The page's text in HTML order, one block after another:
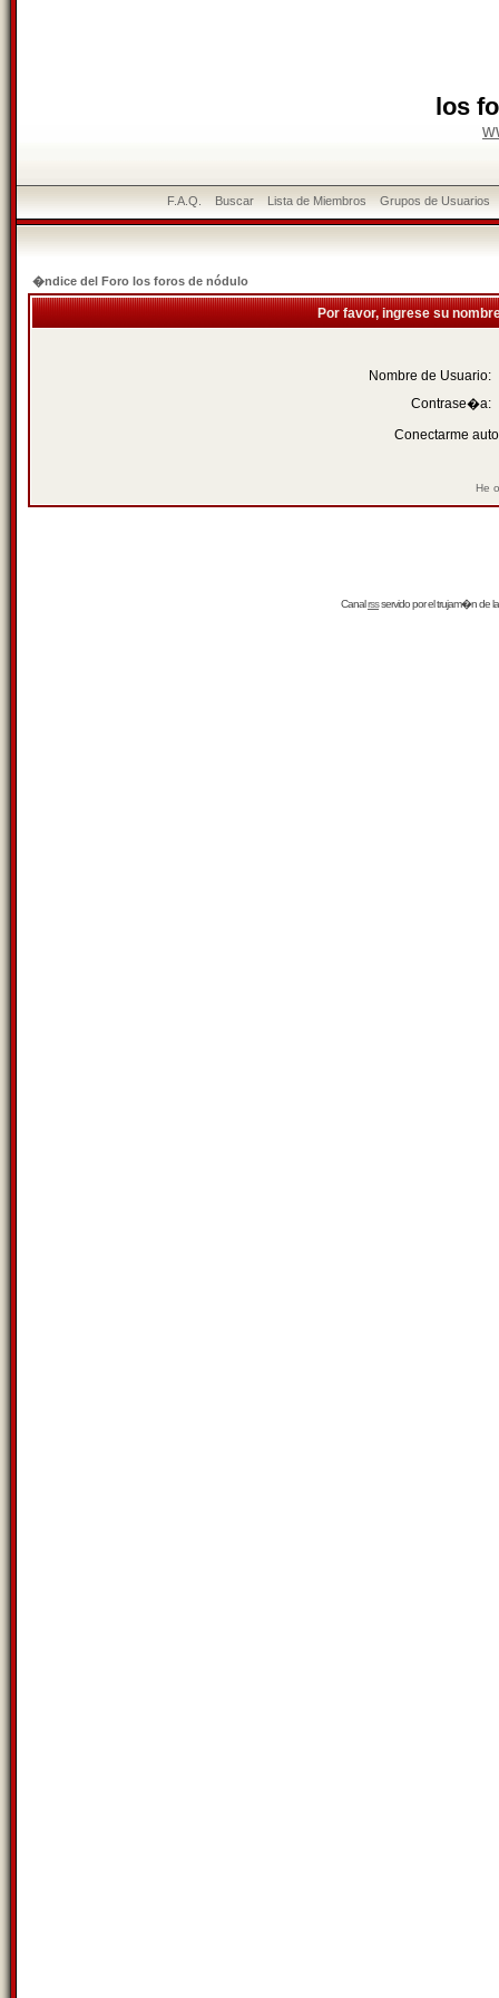
los
F.A.Q. Buscar Lista de Miembros Grupos de Usuarios
�ndice del Foro los foros de nódulo
Por favor, ingrese su
Nombre de Usuario:
Contrase�a:
Conectarme
He
Canalrssservido por eltrujam�nde